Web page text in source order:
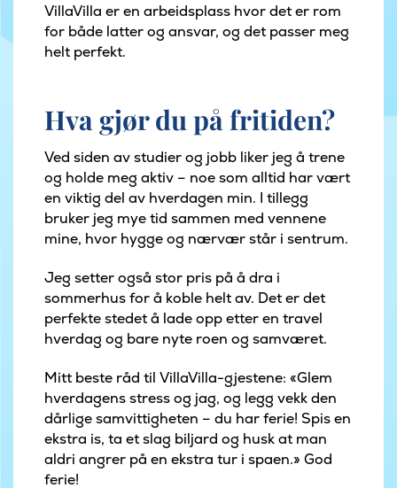
VillaVilla er en arbeidsplass hvor det er rom
for både latter og ansvar, og det passer meg
helt perfekt.
Hva gjør du på fritiden?
Ved siden av studier og jobb liker jeg å trene
og holde meg aktiv – noe som alltid har vært
en viktig del av hverdagen min. I tillegg
bruker jeg mye tid sammen med vennene
mine, hvor hygge og nærvær står i sentrum.
Jeg setter også stor pris på å dra i
sommerhus for å koble helt av. Det er det
perfekte stedet å lade opp etter en travel
hverdag og bare nyte roen og samværet.
Mitt beste råd til VillaVilla-gjestene: «Glem
hverdagens stress og jag, og legg vekk den
dårlige samvittigheten – du har ferie! Spis en
ekstra is, ta et slag biljard og husk at man
aldri angrer på en ekstra tur i spaen.» God
ferie!